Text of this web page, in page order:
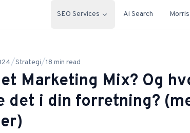
SEO Services Ai Search
/Strategi/18 min read
Marketing Mix? Og
det i din forretning?